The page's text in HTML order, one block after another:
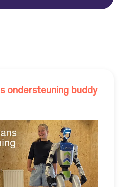
ondersteuning buddy